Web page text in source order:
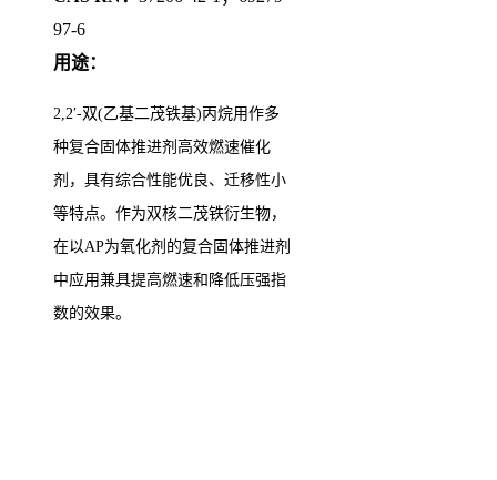
97-6
用途：
2,2′-双(乙基二茂铁基)丙烷用作多
种复合固体推进剂高效燃速催化
剂，具有综合性能优良、迁移性小
等特点。作为双核二茂铁衍生物，
在以 AP为氧化剂的复合固体推进剂
中应用兼具提高燃速和降低压强指
数的效果。